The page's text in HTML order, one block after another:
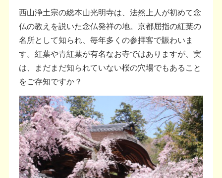
西山浄土宗の総本山光明寺は、法然上人が初めて念
仏の教えを説いた念仏発祥の地。京都屈指の紅葉の
名所として知られ、毎年多くの参拝客で賑わいま
す。紅葉や青紅葉が有名なお寺ではありますが、実
は、まだまだ知られていない桜の穴場でもあること
をご存知ですか？